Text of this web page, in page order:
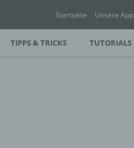
Startseite Unsere App
TIPPS & TRICKS TUTORIALS